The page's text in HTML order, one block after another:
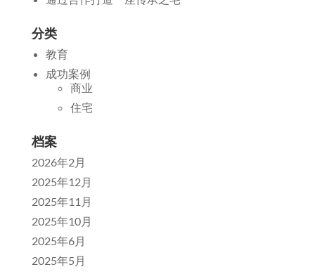
分类
教育
成功案例
商业
住宅
档案
2026年2月
2025年12月
2025年11月
2025年10月
2025年6月
2025年5月